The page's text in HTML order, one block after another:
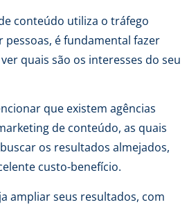
conteúdo utiliza o tráfego
é fundamental fazer
quais são os interesses do seu
que existem agências
de conteúdo, as quais
os resultados almejados,
custo-benefício.
ampliar seus resultados, com